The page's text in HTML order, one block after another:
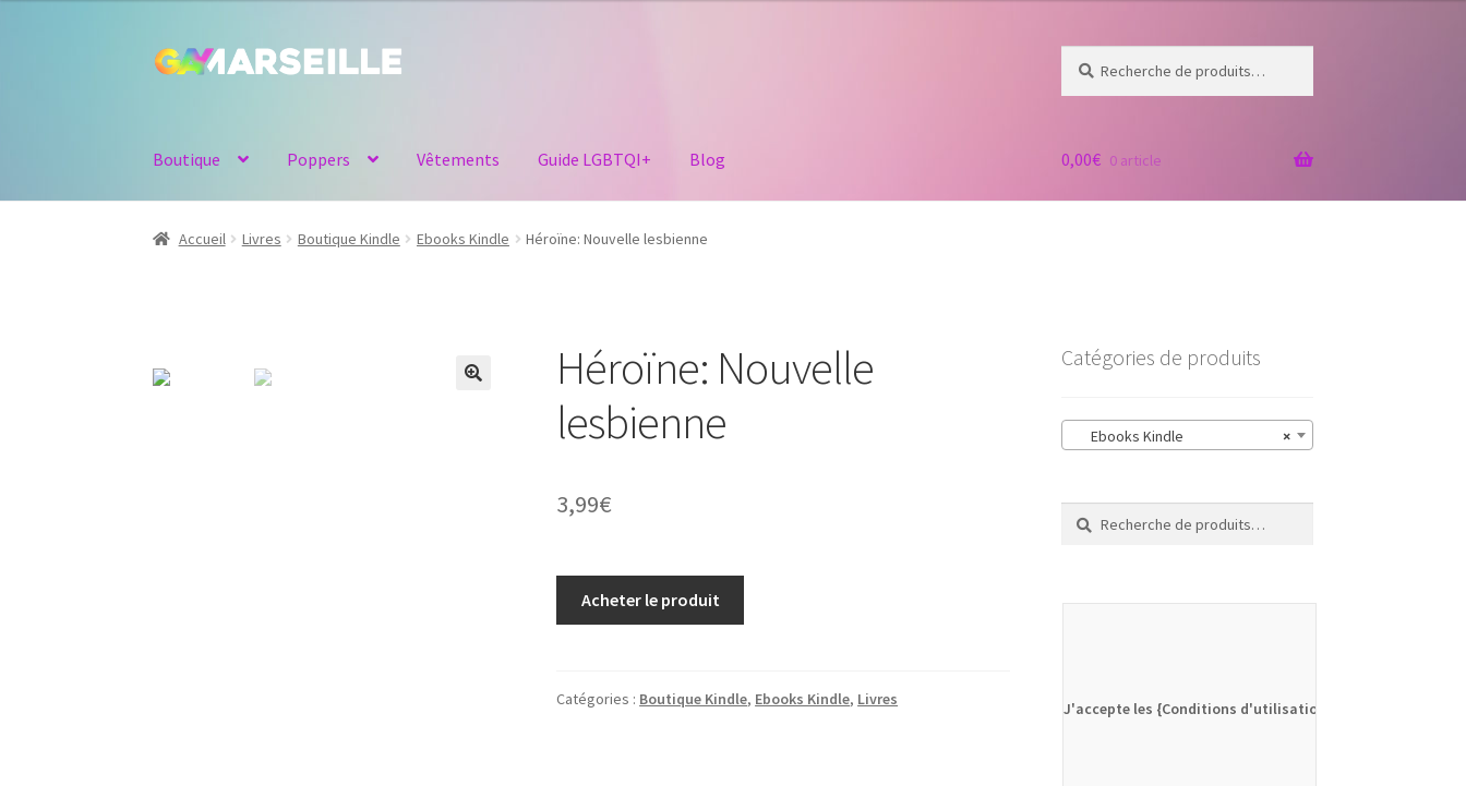
Aller
Aller
pour :
Boutique Poppers Vêtements Guide LGBTQI+ Blog 0,00€ 0 article
Accueil Livres Boutique Kindle Ebooks Kindle Héroïne: Nouvelle lesbienne
Héroïne: Nouvelle
lesbienne
3,99€
Acheter le produit
Catégories : Boutique Kindle, Ebooks Kindle, Livres
Catégories de produits
×
Ebooks Kindle
Recherche
pour :
Recherche
J'accepte les {Conditions d'utilisation}